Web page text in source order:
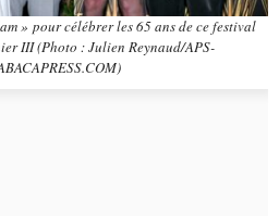
» pour célébrer les 65 ans de ce festival
III (Photo : Julien Reynaud/APS-